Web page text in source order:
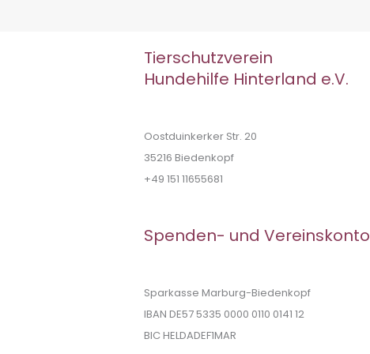
Tierschutzverein
Hundehilfe Hinterland e.V.
Oostduinkerker Str. 20
35216 Biedenkopf
+49 151 11655681
Spenden- und Vereinskonto
Sparkasse Marburg-Biedenkopf
IBAN DE57 5335 0000 0110 0141 12
BIC HELDADEF1MAR